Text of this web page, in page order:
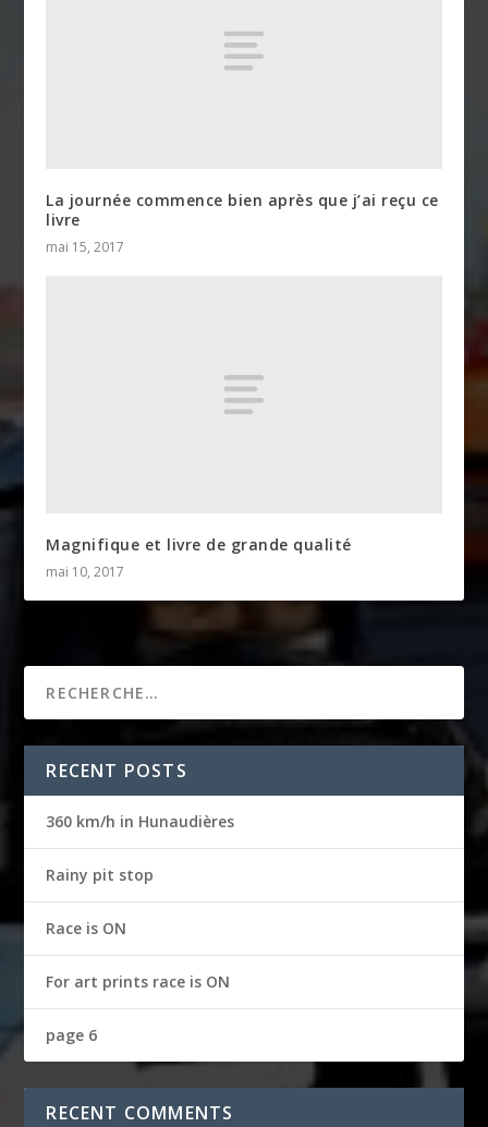
La journée commence bien après que j’ai reçu ce
livre
mai 15, 2017
Magnifique et livre de grande qualité
mai 10, 2017
RECENT POSTS
360 km/h in Hunaudières
Rainy pit stop
Race is ON
For art prints race is ON
page 6
RECENT COMMENTS